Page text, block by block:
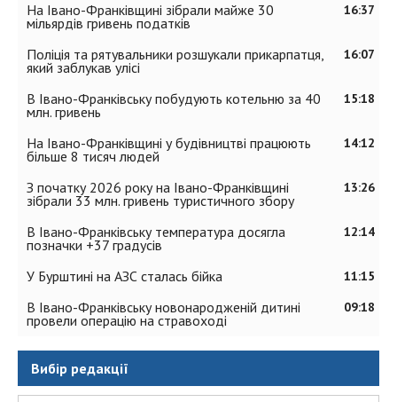
16:37
На Івано-Франківщині зібрали майже 30
мільярдів гривень податків
16:07
Поліція та рятувальники розшукали прикарпатця,
який заблукав улісі
15:18
В Івано-Франківську побудують котельню за 40
млн. гривень
14:12
На Івано-Франківщині у будівництві працюють
більше 8 тисяч людей
13:26
З початку 2026 року на Івано-Франківщині
зібрали 33 млн. гривень туристичного збору
12:14
В Івано-Франківську температура досягла
позначки +37 градусів
11:15
У Бурштині на АЗС сталась бійка
09:18
В Івано-Франківську новонародженій дитині
провели операцію на стравоході
Вибір редакції